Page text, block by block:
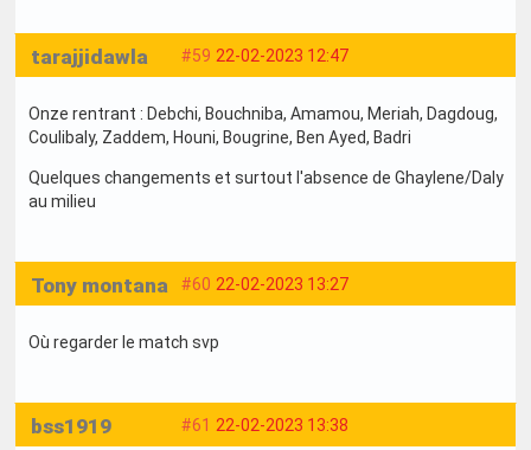
#59 22-02-2023 12:47
tarajjidawla
Onze rentrant : Debchi, Bouchniba, Amamou, Meriah, Dagdoug,
Coulibaly, Zaddem, Houni, Bougrine, Ben Ayed, Badri
Quelques changements et surtout l'absence de Ghaylene/Daly
au milieu
#60 22-02-2023 13:27
Tony montana
Où regarder le match svp
#61 22-02-2023 13:38
bss1919